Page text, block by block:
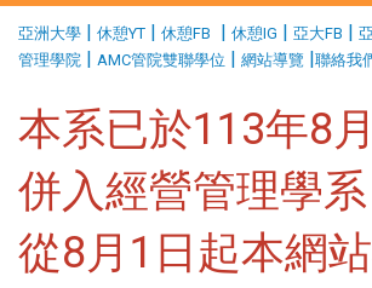
亞洲大學 | 休憩YT | 休憩FB | 休憩IG | 亞大FB |
管理學院 | AMC管院雙聯學位 | 網站導覽 |聯絡我
本系已於113年8
併入經營管理學系
從8月1日起本網